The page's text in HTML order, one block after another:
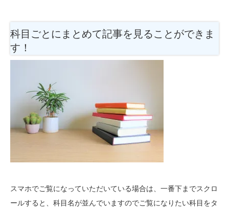
科目ごとにまとめて記事を見ることができま
す！
スマホでご覧になっていただいている場合は、一番下までスクロ
ールすると、科目名が並んでいますのでご覧になりたい科目をタ